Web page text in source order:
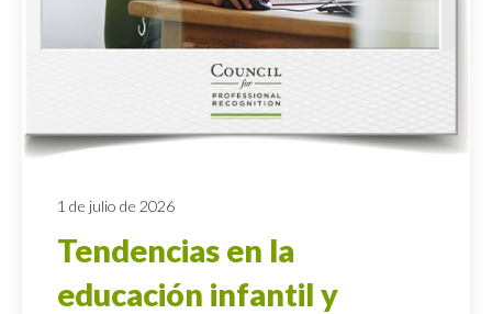
1 de julio de 2026
Tendencias en la
educación infantil y